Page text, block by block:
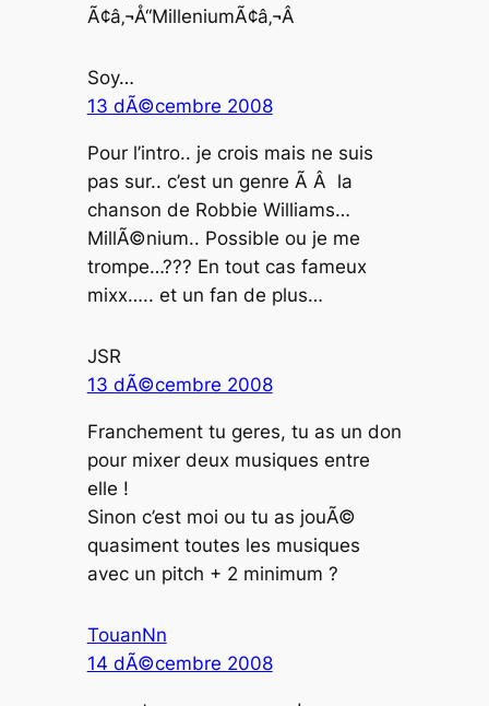
Ã¢â‚¬Å“MilleniumÃ¢â‚¬Â
Soy…
13 dÃ©cembre 2008
Pour l’intro.. je crois mais ne suis
pas sur.. c’est un genre Ã Â la
chanson de Robbie Williams…
MillÃ©nium.. Possible ou je me
trompe…??? En tout cas fameux
mixx….. et un fan de plus…
JSR
13 dÃ©cembre 2008
Franchement tu geres, tu as un don
pour mixer deux musiques entre
elle !
Sinon c’est moi ou tu as jouÃ©
quasiment toutes les musiques
avec un pitch + 2 minimum ?
TouanNn
14 dÃ©cembre 2008